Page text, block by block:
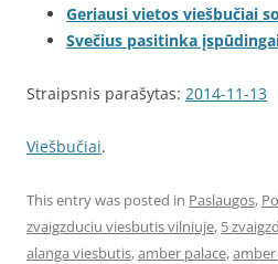
Geriausi vietos viešbučiai
Svečius pasitinka
Straipsnis parašytas: 2014-11-13
Viešbučiai.
This entry was posted in Paslaugos,
zvaigzduciu viesbutis vilniuje, 5
alanga viesbutis,amber palace,amber